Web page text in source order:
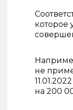
которое
не
на 200